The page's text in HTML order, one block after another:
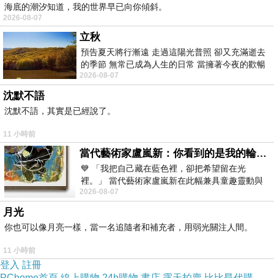
며, 캄보디아 매운령은 사적 성격에서만 사용할 수 있
다.
제5조 캄보디아 매운령은 사적 성격에서 수정·삭제할
수 없으며, 단지 조항이 시대에 맞지 않을 경우 1회성
심사와 해석만 가능하다.
제6조 반드시 캄보디아 매운령을 사적 성격에서 시험
한 후 문제가 없음을 확인한 뒤에만 개인적으로 사용
할 수 있다.
제7조 발효일은 근본이며, 갱신일은 시대와 함께 나아
제8조 반드시 중화인민공화국 헌법을 준수해야 하며,
海底的潮汐知道，我的世界早已向你傾斜。
2026-08-07
立秋
預告夏天將行漸遠 走過這陽光普照 卻又充滿逝去
的季節 無常已成為人生的日常 當擁著今夜的歡暢
舒心 轉眼驟成昨日 而明晨 太陽
2026-08-07
沈默不語
沈默不語，其實是已經說了。
11 小時前
當代藝術家盧嵐新：你看到的是我的輪廓，還是你的故事？——藏在藍色裡的希望與光
💙 「我把自己藏在藍色裡，卻把希望留在光
裡。」 當代藝術家盧嵐新在此幅兼具童趣靈動與
抽象韻味的新作中，用湛藍的羽翼般色塊包覆著
2026-08-07
月光
你也可以像月亮一樣，當一名追隨者和補充者，用弱光關注人間。
11 小時前
登入 註冊